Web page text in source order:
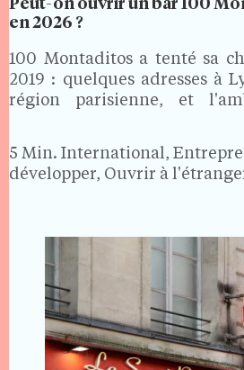
Peut-on ouvrir un bar 100
en 2026 ?
100 Montaditos a tenté sa
2019 : quelques adresses à
région parisienne, et
concrétisé. En 2026, la
5 Min. International,
développer, Ouvrir à